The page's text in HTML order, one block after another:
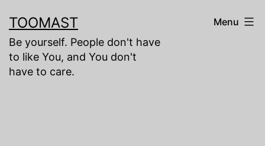
to
content
TOOMAST
Be yourself. People don't have
to like You, and You don't
have to care.
Menu